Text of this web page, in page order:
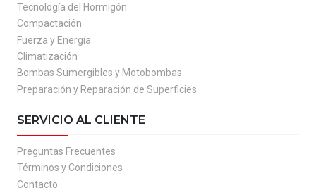
Tecnología del Hormigón
Compactación
Fuerza y Energía
Climatización
Bombas Sumergibles y Motobombas
Preparación y Reparación de Superficies
SERVICIO AL CLIENTE
Preguntas Frecuentes
Términos y Condiciones
Contacto